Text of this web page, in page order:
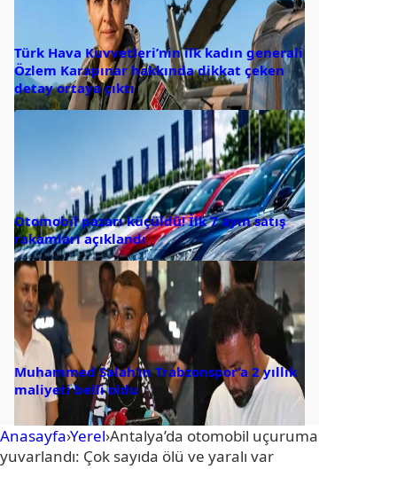
Türk Hava Kuvvetleri’nin ilk kadın generali
Özlem Karapınar hakkında dikkat çeken
detay ortaya çıktı
Otomobil pazarı küçüldü! İlk 7 ayın satış
rakamları açıklandı
Muhammed Salah’ın Trabzonspor’a 2 yıllık
maliyeti belli oldu
Anasayfa›Yerel›Antalya’da otomobil uçuruma
yuvarlandı: Çok sayıda ölü ve yaralı var